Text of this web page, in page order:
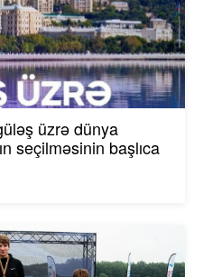
üzrə dünya
seçilməsinin başlıca